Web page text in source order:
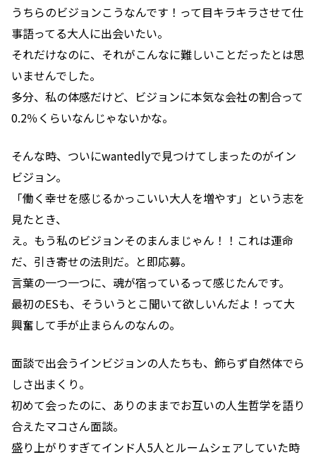
うちらのビジョンこうなんです！って目キラキラさせて仕
事語ってる大人に出会いたい。
それだけなのに、それがこんなに難しいことだったとは思
いませんでした。
多分、私の体感だけど、ビジョンに本気な会社の割合って
0.2％くらいなんじゃないかな。
そんな時、ついにwantedlyで見つけてしまったのがイン
ビジョン。
「働く幸せを感じるかっこいい大人を増やす」という志を
見たとき、
え。もう私のビジョンそのまんまじゃん！！これは運命
だ、引き寄せの法則だ。と即応募。
言葉の一つ一つに、魂が宿っているって感じたんです。
最初のESも、そういうとこ聞いて欲しいんだよ！って大
興奮して手が止まらんのなんの。
面談で出会うインビジョンの人たちも、飾らず自然体でら
しさ出まくり。
初めて会ったのに、ありのままでお互いの人生哲学を語り
合えたマコさん面談。
盛り上がりすぎてインド人5人とルームシェアしていた時